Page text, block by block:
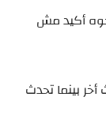
أكيد مش
بينما تحدث